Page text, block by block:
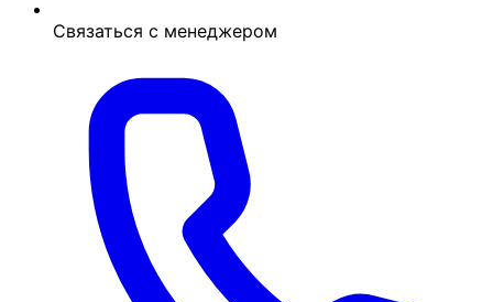
Связаться с менеджером